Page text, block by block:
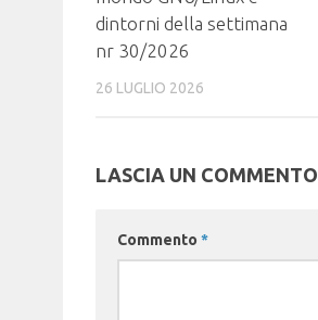
dintorni della settimana
nr 30/2026
26 LUGLIO 2026
LASCIA UN COMMENTO
Commento *